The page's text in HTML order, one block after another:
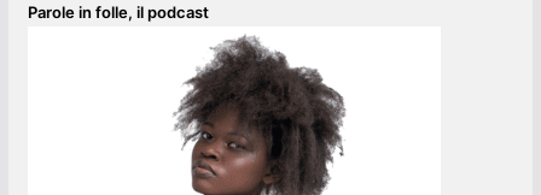
Parole in folle, il podcast